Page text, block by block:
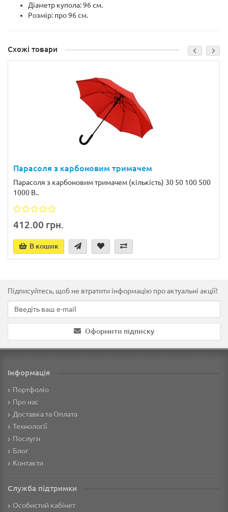
Діаметр купола: 96 см.
Розмір: про 96 см.
Схожі товари
Парасоля з карбоновим тримачем
Парасоля з карбоновим тримачем (кількість) 30 50 100 500
1000 В..
412.00 грн.
В кошик
Підписуйтесь, щоб не втратити інформацію про актуальні акції!
Оформити підписку
Інформація
Портфоліо
Про нас
Доставка та Оплата
Технології
Послуги
Блог
Контакти
Служба підтримки
Особистий кабінет